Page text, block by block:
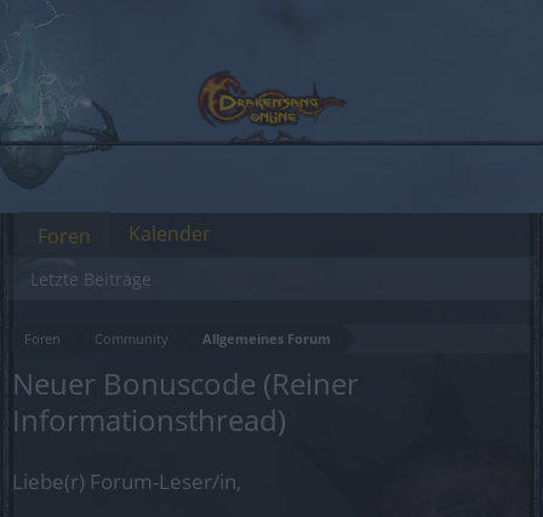
Foren Community Allgemeines Forum
Neuer Bonuscode (Reiner
Informationsthread)
Liebe(r) Forum-Leser/in,
Foren
Letzte Beiträge
Kalender